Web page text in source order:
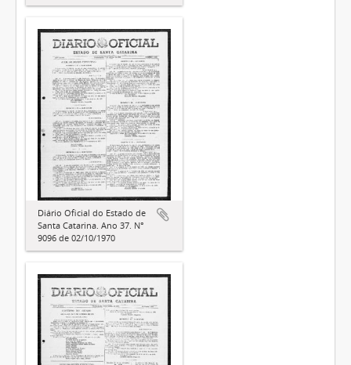
Diário Oficial do Estado de
Santa Catarina. Ano 37. N°
9096 de 02/10/1970